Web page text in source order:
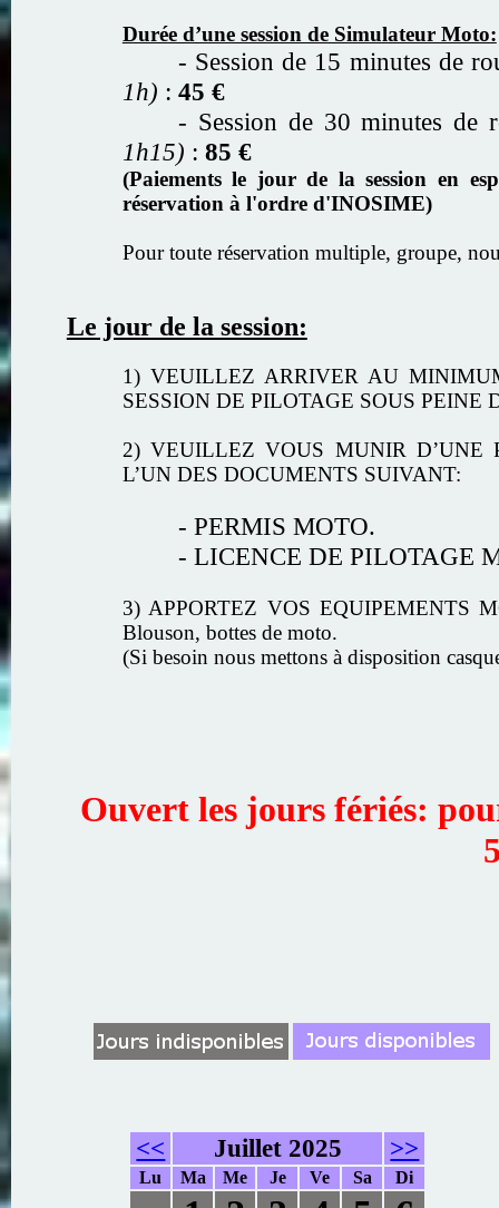
Durée d’une session de Simulateur Moto:
- Session de 15 minutes de
1h) : 45 €
- Session de 30 minutes de
1h15) : 85 €
(Paiements le jour de la session en
réservation à l'ordre d'INOSIME)
Pour toute réservation multiple, groupe,
Le jour de la session:
1) VEUILLEZ ARRIVER AU
SESSION DE PILOTAGE SOUS
2) VEUILLEZ VOUS MUNIR D’UNE
L’UN DES DOCUMENTS SUIVANT:
- PERMIS MOTO.
- LICENCE DE PILOTAGE
3) APPORTEZ VOS EQUIPEMENTS
Blouson, bottes de moto.
(Si besoin nous mettons à disposition
Ouvert les jours fériés:
<< Juillet 2025 >>
Lu Ma Me Je Ve Sa Di